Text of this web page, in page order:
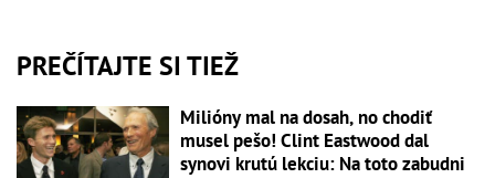
PREČÍTAJTE SI TIEŽ
Milióny mal na dosah, no chodiť
musel pešo! Clint Eastwood dal
synovi krutú lekciu: Na toto zabudni